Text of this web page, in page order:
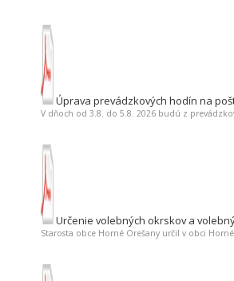
Úprava prevádzkových hodín na
V dňoch od 3.8. do 5.8. 2026 budú z
Určenie volebných okrskov a
Starosta obce Horné Orešany určil v obci